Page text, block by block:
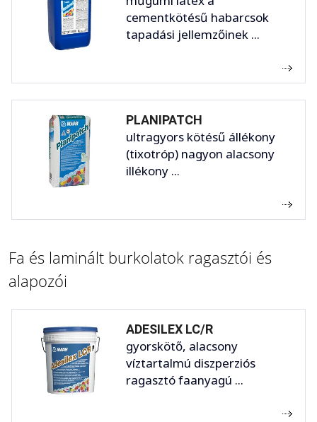
cementkötésű habarcsok
tapadási jellemzőinek ...
PLANIPATCH
ultragyors kötésű állékony
(tixotróp) nagyon alacsony
illékony ...
Fa és laminált burkolatok ragasztói és
alapozói
ADESILEX LC/R
gyorskötő, alacsony
víztartalmú diszperziós
ragasztó faanyagú ...